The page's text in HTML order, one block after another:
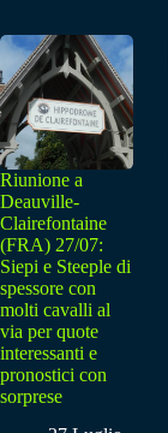
Riunione a
Deauville-
Clairefontaine
(FRA) 27/07:
Siepi e Steeple di
spessore con
molti cavalli al
via per quote
interessanti e
pronostici con
sorprese